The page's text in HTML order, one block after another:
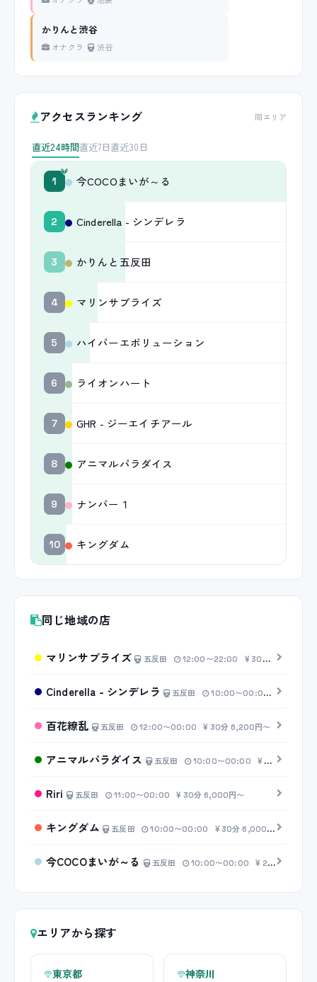
かりんと渋谷
オナクラ 渋谷
アクセスランキング 同エリア
直近24時間直近7日直近30日
1 今COCOまいが～る
2 Cinderella - シンデレラ
3 かりんと五反田
4 マリンサプライズ
5 ハイパーエボリューション
6 ライオンハート
7 GHR - ジーエイチアール
8 アニマルパラダイス
9 ナンバー１
10 キングダム
同じ地域の店
マリンサプライズ 五反田 12:00〜22:00 30分 6,200円〜
Cinderella - シンデレラ 五反田 10:00〜00:00 30分
百花繚乱 五反田 12:00〜00:00 30分 6,200円〜
アニマルパラダイス 五反田 10:00〜00:00 30分 6,200円〜
Riri 五反田 11:00〜00:00 30分 6,000円〜
キングダム 五反田 10:00〜00:00 30分 6,000円〜
今COCOまいが～る 五反田 10:00〜00:00 20分 4,000円〜
エリアから探す
東京都 神奈川